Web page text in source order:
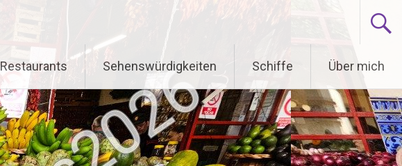
Restaurants Sehenswürdigkeiten Schiffe Über mich